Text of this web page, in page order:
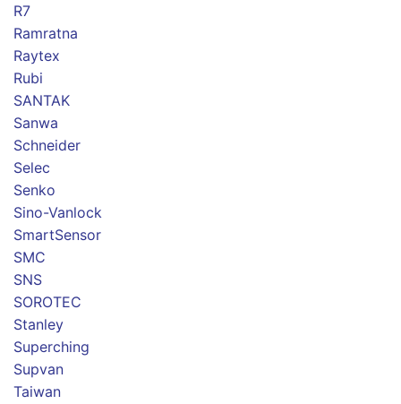
R7
Ramratna
Raytex
Rubi
SANTAK
Sanwa
Schneider
Selec
Senko
Sino-Vanlock
SmartSensor
SMC
SNS
SOROTEC
Stanley
Superching
Supvan
Taiwan